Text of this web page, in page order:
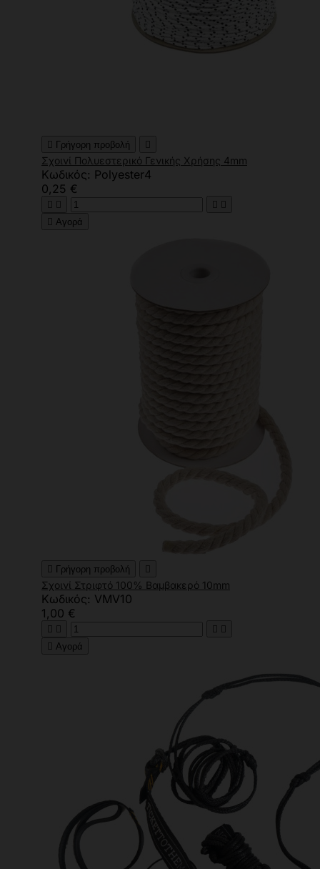
 Γρήγορη προβολή 
Σχοινί Πολυεστερικό Γενικής Χρήσης 4mm
Κωδικός: Polyester4
0,25 €
   
 Αγορά
 Γρήγορη προβολή 
Σχοινί Στριφτό 100% Βαμβακερό 10mm
Κωδικός: VMV10
1,00 €
   
 Αγορά